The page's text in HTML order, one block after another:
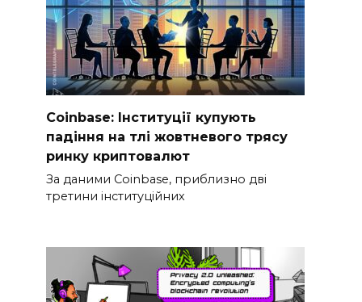
Coinbase: Інституції купують
падіння на тлі жовтневого трясу
ринку криптовалют
За даними Coinbase, приблизно дві
третини інституційних